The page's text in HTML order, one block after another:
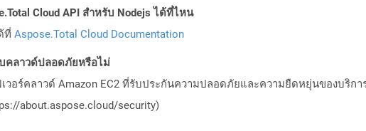
Cloud API สำหรับ Nodejs ได้ที่ไหน
ที่ Aspose.Total Cloud Documentation
บคลาวด์ปลอดภัยหรือไม่
วอร์คลาวด์ Amazon EC2 ที่รับประกันความปลอดภัยและความยืดหยุ่นของบริก
about.aspose.cloud/security)